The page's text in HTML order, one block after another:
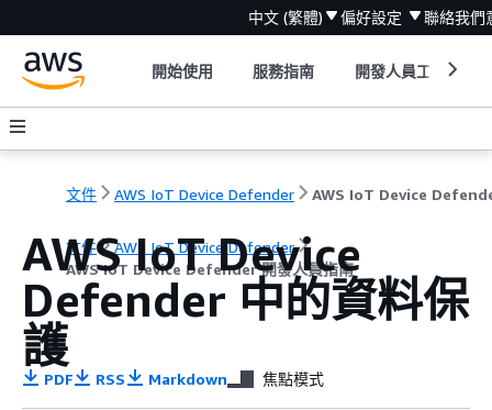
中文 (繁體) 偏好設定 聯絡我們
開始使用 服務指南 開發人員工具
文件 AWS IoT Device Defender
文件
AWS IoT Device Defender
AWS IoT Device Defender 開發人員指南
AWS IoT Device
Defender 中的資料保
護
PDF RSS Markdown 焦點模式